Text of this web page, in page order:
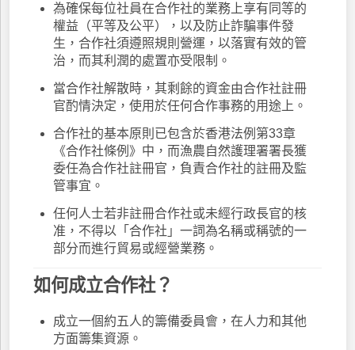
為確保每位社員在合作社的業務上享有同等的
權益（平等及公平），以及防止詐騙事件發
生，合作社須遵照規則營運，以落實有效的管
治，而其利潤的處置亦受限制。
當合作社解散時，其剩餘的資金由合作社註冊
官酌情決定，使用於任何合作事務的用途上。
合作社的基本原則已包含於香港法例第33章
《合作社條例》中，而漁農自然護理署署長獲
委任為合作社註冊官，負責合作社的註冊及監
管事宜。
任何人士若非註冊合作社或未經行政長官的核
准，不得以「合作社」一詞為名稱或稱號的一
部分而進行貿易或經營業務。
如何成立合作社？
成立一個約五人的籌備委員會，在人力和其他
方面籌集資源。